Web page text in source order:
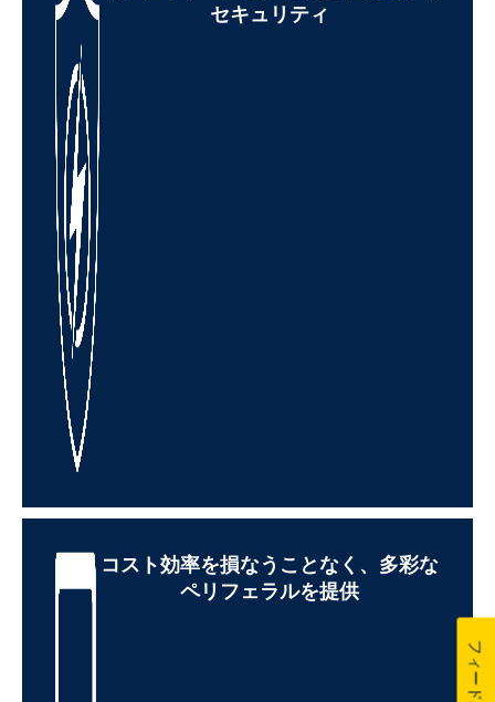
セキュリティ
コスト効率を損なうことなく、多彩な
ペリフェラルを提供